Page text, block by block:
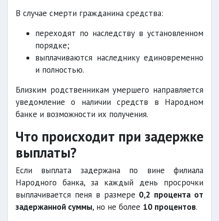
В случае смерти гражданина средства:
переходят по наследству в установленном
порядке;
выплачиваются наследнику единовременно
и полностью.
Близким родственникам умершего направляется
уведомление о наличии средств в Народном
банке и возможности их получения.
Что происходит при задержке
выплаты?
Если выплата задержана по вине филиала
Народного банка, за каждый день просрочки
выплачивается пеня в размере 0,2 процента от
задержанной суммы, но не более 10 процентов.